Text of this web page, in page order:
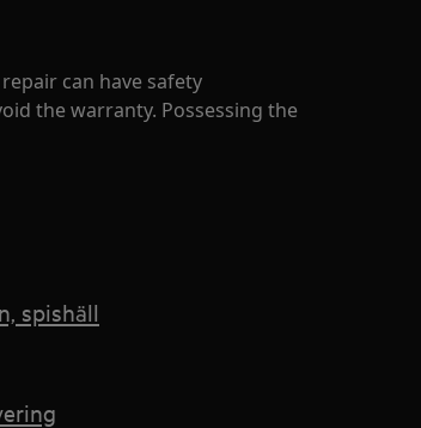
can have safety
the warranty. Possessing the
spishäll